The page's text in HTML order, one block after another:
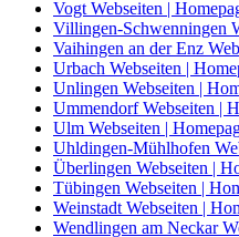
Vogt Webseiten |
Villingen-Schwenningen
Vaihingen an der Enz
Urbach Webseiten |
Unlingen Webseiten |
Ummendorf Webseiten |
Ulm Webseiten |
Uhldingen-Mühlhofen
Überlingen Webseiten |
Tübingen Webseiten |
Weinstadt Webseiten |
Wendlingen am Neckar